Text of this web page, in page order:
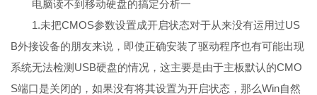
电脑读不到移动硬盘的搞定分析一
1.未把CMOS参数设置成开启状态对于从来没有运用过US
B外接设备的朋友来说，即使正确安装了驱动程序也有可能出现
系统无法检测USB硬盘的情况，这主要是由于主板默认的CMO
S端口是关闭的，如果没有将其设置为开启状态，那么Win自然